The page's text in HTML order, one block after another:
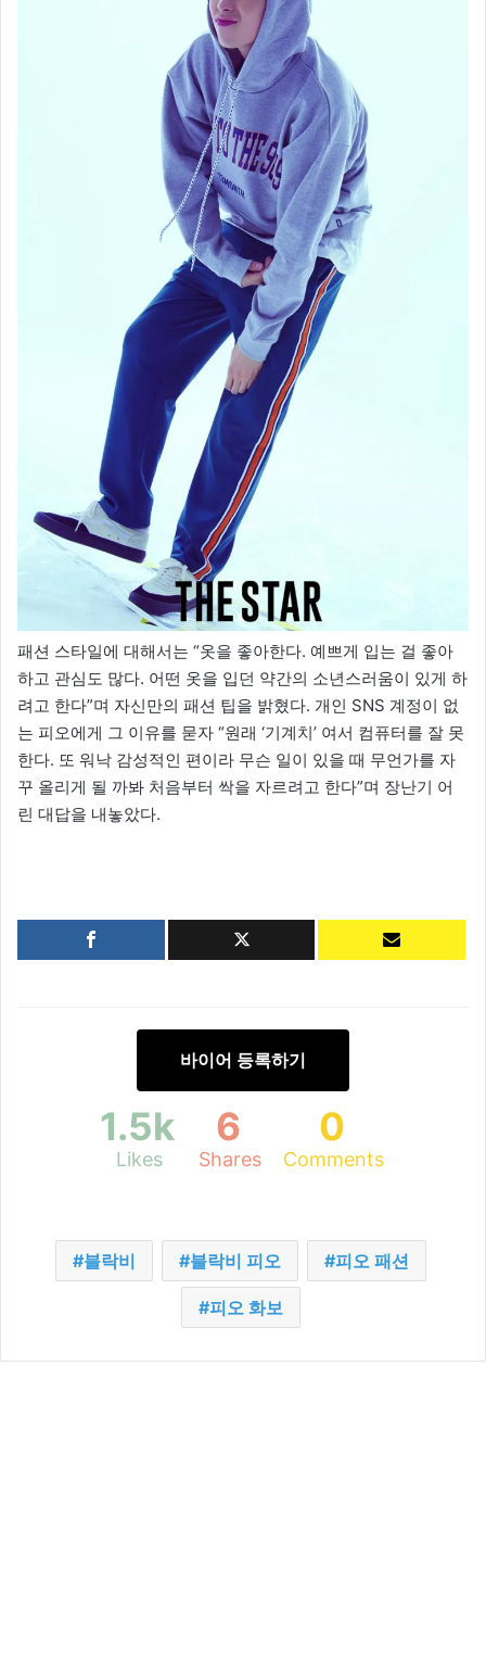
패션 스타일에 대해서는 “옷을 좋아한다. 예쁘게 입는 걸 좋아
하고 관심도 많다. 어떤 옷을 입던 약간의 소년스러움이 있게 하
려고 한다”며 자신만의 패션 팁을 밝혔다. 개인 SNS 계정이 없
는 피오에게 그 이유를 묻자 “원래 ‘기계치’ 여서 컴퓨터를 잘 못
한다. 또 워낙 감성적인 편이라 무슨 일이 있을 때 무언가를 자
꾸 올리게 될 까봐 처음부터 싹을 자르려고 한다”며 장난기 어
린 대답을 내놓았다.
바이어 등록하기
1.5k
Likes
6
Shares
0
Comments
블락비 블락비 피오 피오 패션
피오 화보